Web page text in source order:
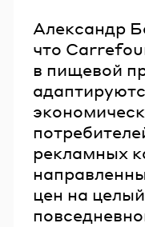
Александр
что
в пищевой
рекламных
цен на